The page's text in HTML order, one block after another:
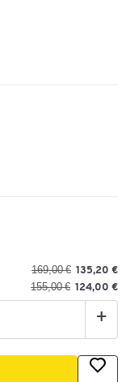
169,00 € 135,20 €
155,00 € 124,00 €
+